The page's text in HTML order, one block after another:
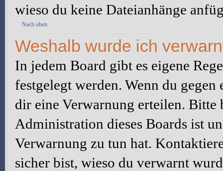
wieso du keine Dateianhänge
Nach oben
Weshalb wurde ich
In jedem Board gibt es eigene
festgelegt werden. Wenn du
dir eine Verwarnung erteilen. Bitte
Administration dieses Boards ist
Verwarnung zu tun hat.
sicher bist, wieso du verwarnt